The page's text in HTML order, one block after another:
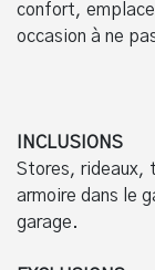
confort,
occasion à ne
INCLUSIONS
Stores, rideaux,
armoire dans le
garage.